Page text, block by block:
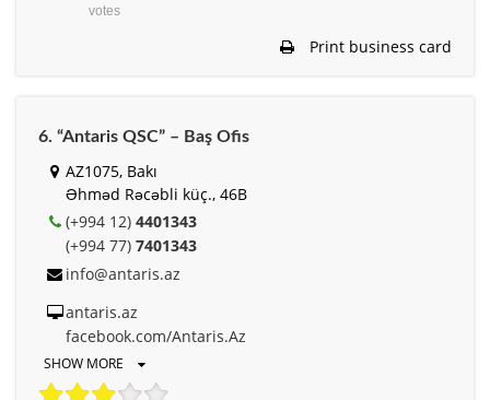
votes
Print business card
6. “Antaris QSC” – Baş Ofis
AZ1075, Bakı
Əhməd Rəcəbli küç., 46B
(+994 12) 4401343
(+994 77) 7401343
info@antaris.az
antaris.az
facebook.com/Antaris.Az
SHOW MORE